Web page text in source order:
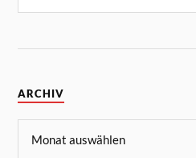
ARCHIV